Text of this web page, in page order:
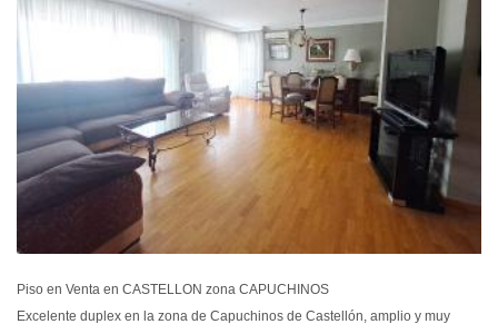
Piso en Venta en CASTELLON zona CAPUCHINOS
Excelente duplex en la zona de Capuchinos de Castellón, amplio y muy